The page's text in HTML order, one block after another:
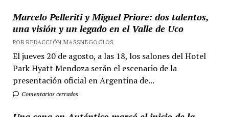
Marcelo Pelleriti y Miguel Priore: dos talentos,
una visión y un legado en el Valle de Uco
POR REDACCIÓN MASSNEGOCIOS
El jueves 20 de agosto, a las 18, los salones del Hotel
Park Hyatt Mendoza serán el escenario de la
presentación oficial en Argentina de...
Comentarios cerrados